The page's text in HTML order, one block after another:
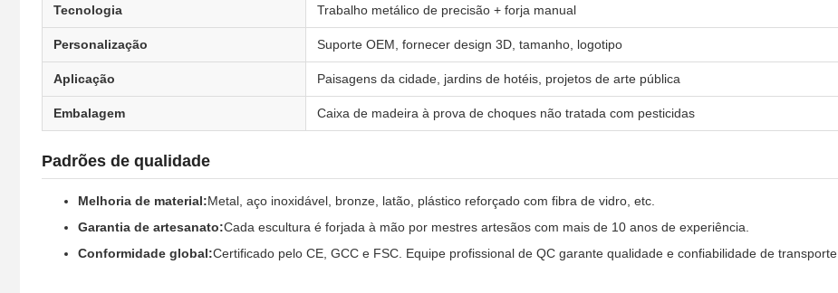
Tecnologia Trabalho metálico de precisão + forja manual
Personalização Suporte OEM, fornecer design 3D, tamanho, logotipo
Aplicação Paisagens da cidade, jardins de hotéis, projetos de arte pública
Embalagem Caixa de madeira à prova de choques não tratada com pesticidas
Padrões de qualidade
Melhoria de material:Metal, aço inoxidável, bronze, latão, plástico reforçado com fibra de vidro, etc.
Garantia de artesanato:Cada escultura é forjada à mão por mestres artesãos com mais de 10 anos de experiência.
Conformidade global:Certificado pelo CE, GCC e FSC. Equipe profissional de QC garante qualidade e confiabilidade de transporte.